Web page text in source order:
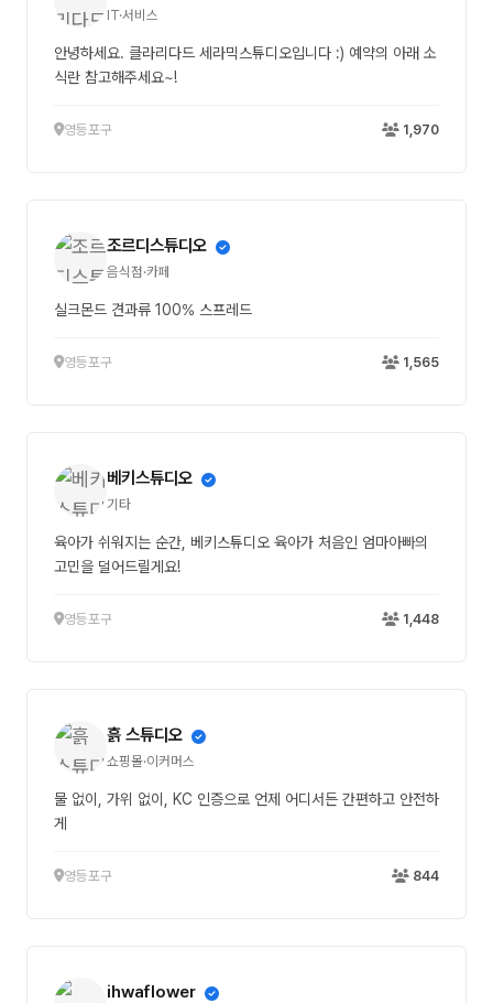
IT·서비스
안녕하세요. 클라리다드 세라믹스튜디오입니다 :) 예약의 아래 소
식란 참고해주세요~!
영등포구 1,970
조르디스튜디오
음식점·카페
실크몬드 견과류 100% 스프레드
영등포구 1,565
베키스튜디오
기타
육아가 쉬워지는 순간, 베키스튜디오 육아가 처음인 엄마아빠의
고민을 덜어드릴게요!
영등포구 1,448
흙 스튜디오
쇼핑몰·이커머스
물 없이, 가위 없이, KC 인증으로 언제 어디서든 간편하고 안전하
게
영등포구 844
ihwaflower